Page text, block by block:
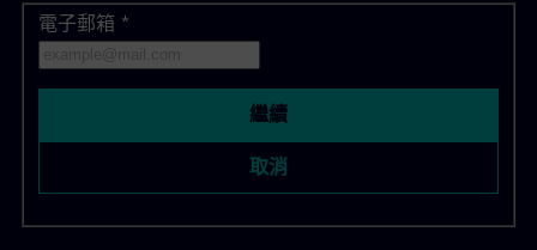
使用您的電子郵件重設密碼
電子郵箱 *
取消
繼續